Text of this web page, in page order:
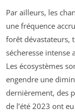
Par ailleurs, les
une fréquence
forêt dévastateurs,
sécheresse
Les écosystèmes
engendre une
dernièrement, des
de l’été 2023 ont